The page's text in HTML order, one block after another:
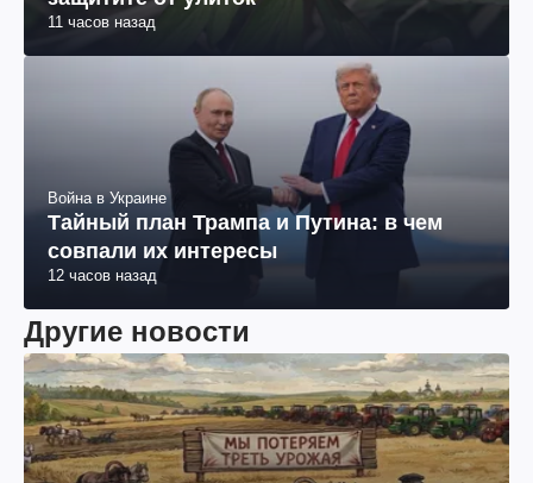
Война в Украине
Тайный план Трампа и Путина: в чем
Другие новости
Новости россии
Топливный кризис ударил по сельскому
хозяйству РФ
Вчера